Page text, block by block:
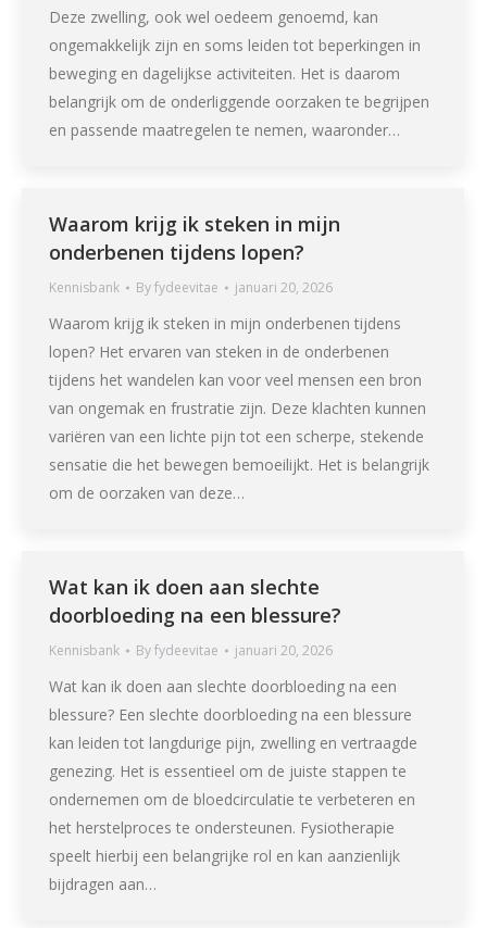
Deze zwelling, ook wel oedeem genoemd, kan
ongemakkelijk zijn en soms leiden tot beperkingen in
beweging en dagelijkse activiteiten. Het is daarom
belangrijk om de onderliggende oorzaken te begrijpen
en passende maatregelen te nemen, waaronder…
Waarom krijg ik steken in mijn
onderbenen tijdens lopen?
Kennisbank Byfydeevitae januari 20, 2026
Waarom krijg ik steken in mijn onderbenen tijdens
lopen? Het ervaren van steken in de onderbenen
tijdens het wandelen kan voor veel mensen een bron
van ongemak en frustratie zijn. Deze klachten kunnen
variëren van een lichte pijn tot een scherpe, stekende
sensatie die het bewegen bemoeilijkt. Het is belangrijk
om de oorzaken van deze…
Wat kan ik doen aan slechte
doorbloeding na een blessure?
Kennisbank Byfydeevitae januari 20, 2026
Wat kan ik doen aan slechte doorbloeding na een
blessure? Een slechte doorbloeding na een blessure
kan leiden tot langdurige pijn, zwelling en vertraagde
genezing. Het is essentieel om de juiste stappen te
ondernemen om de bloedcirculatie te verbeteren en
het herstelproces te ondersteunen. Fysiotherapie
speelt hierbij een belangrijke rol en kan aanzienlijk
bijdragen aan…